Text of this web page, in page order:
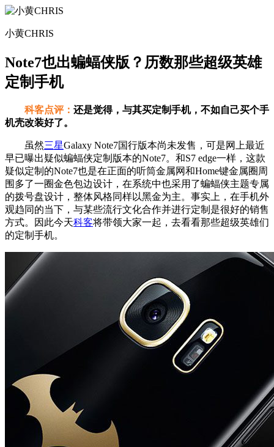
小黄CHRIS
Note7也出蝙蝠侠版？历数那些超级英雄
定制手机
科客点评： 还是觉得，与其买定制手机，不如自己买个手
机壳改装好了。
虽然三星Galaxy Note7国行版本尚未发售，可是网上最近
早已曝出疑似蝙蝠侠定制版本的Note7。和S7 edge一样，这款
疑似定制的Note7也是在正面的听筒金属网和Home键金属圈周
围多了一圈金色包边设计，在系统中也采用了蝙蝠侠主题专属
的拨号盘设计，整体风格同样以黑金为主。事实上，在手机外
观趋同的当下，与某些流行文化合作并进行定制是很好的销售
方式。因此今天科客将带领大家一起，去看看那些超级英雄们
的定制手机。